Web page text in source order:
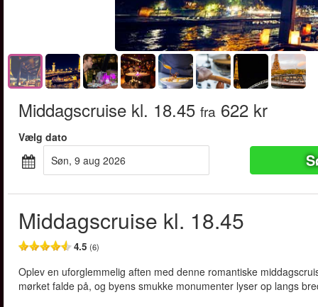
Middagscruise kl. 18.45 fra 622 kr
Vælg dato
søn, 9 aug 2026
Middagscruise kl. 18.45
4.5 (6)
Oplev en uforglemmelig aften med denne romantiske
mørket falde på, og byens smukke monumenter lyser op langs